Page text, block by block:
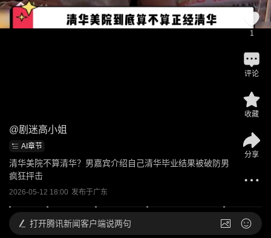
@剧迷高小姐
AI章节
清华美院不算清华？男嘉宾介绍自己清华毕业结果被破防男
疯狂抨击
2026-05-12 18:00 发布于广东
1
评论
收藏
分享
打开腾讯新闻客户端说两句